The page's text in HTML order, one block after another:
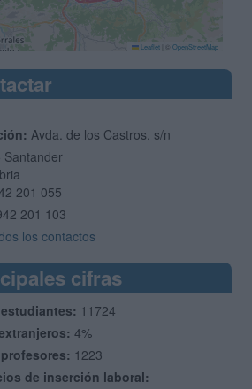
Leaflet © OpenStreetMap
Avda. de los Castros, s/n
Santander
201 055
201 103
los contactos
cifras
estudiantes: 11724
4%
profesores: 1223
de inserción laboral: